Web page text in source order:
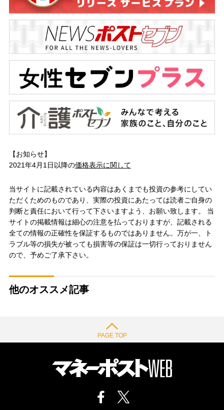
【お知らせ】
2021年4月1日以降の価格表示に関して
当サイトに記載されている内容はあくまでも投資の参考にしてい
ただくためのものであり、実際の投資にあたっては読者ご自身の
判断と責任において行って下さいますよう、お願い致します。 当
サイトの掲載情報は細心の注意を払っておりますが、記載される
全ての情報の正確性を保証するものではありません。万が一、ト
ラブル等の損失が被っても損害等の保証は一切行っておりません
ので、予めご了承下さい。
他のオススメ記事
PAGE TOP